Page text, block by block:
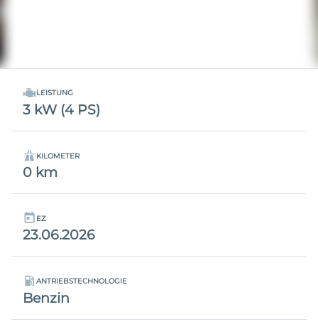
LEISTUNG
3 kW (4 PS)
KILOMETER
0 km
EZ
23.06.2026
ANTRIEBSTECHNOLOGIE
Benzin